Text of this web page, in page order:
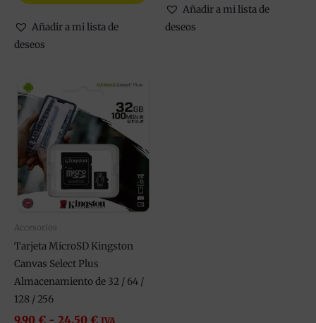
Añadir a mi lista de
deseos
Añadir a mi lista de
deseos
Accesorios
Tarjeta MicroSD Kingston
Canvas Select Plus
Almacenamiento de 32 / 64 /
128 / 256
9,90 € - 24,50 €
Rango
precios:
desde
9,90 €
hasta
IVA